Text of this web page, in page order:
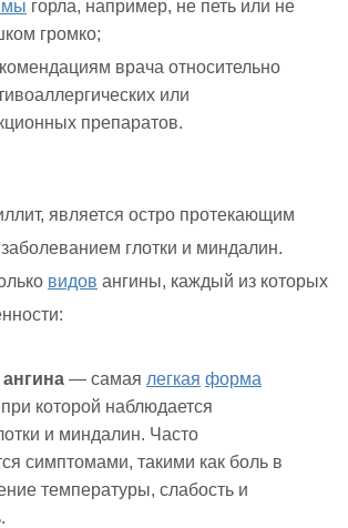
горла, например, не петь или не
громко;
врача относительно
или
препаратов.
является остро протекающим
глотки и миндалин.
видов ангины, каждый из которых
— самая легкая форма
которой наблюдается
и миндалин. Часто
симптомами, такими как боль в
температуры, слабость и